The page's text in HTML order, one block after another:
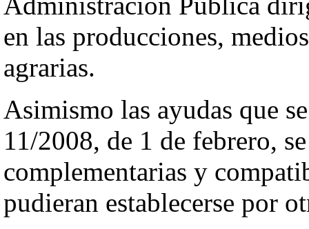
en las producciones,
agrarias.
Asimismo las ayudas que
11/2008, de 1 de febrero,
complementarias y
pudieran establecerse por